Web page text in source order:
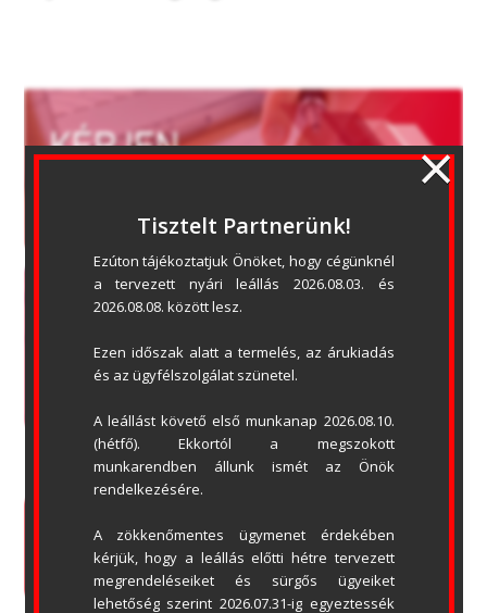
ADATVÉDELMI NYILATKOZAT
ÁSZF
OLDALTÉRKÉP
LETÖLTÉSEK
Tisztelt Partnerünk!
Ezúton tájékoztatjuk Önöket, hogy cégünknél
a tervezett nyári leállás 2026.08.03. és
2026.08.08. között lesz.
Ezen időszak alatt a termelés, az árukiadás
és az ügyfélszolgálat szünetel.
A leállást követő első munkanap 2026.08.10.
(hétfő). Ekkortól a megszokott
munkarendben állunk ismét az Önök
rendelkezésére.
A zökkenőmentes ügymenet érdekében
kérjük, hogy a leállás előtti hétre tervezett
megrendeléseiket és sürgős ügyeiket
lehetőség szerint 2026.07.31-ig egyeztessék
×